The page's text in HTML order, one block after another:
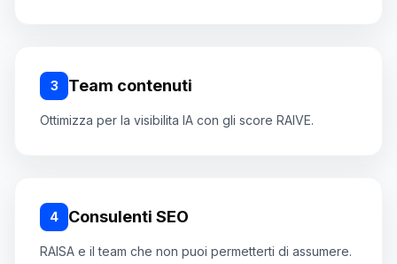
3 Team contenuti
Ottimizza per la visibilita IA con gli score RAIVE.
4 Consulenti SEO
RAISA e il team che non puoi permetterti di assumere.